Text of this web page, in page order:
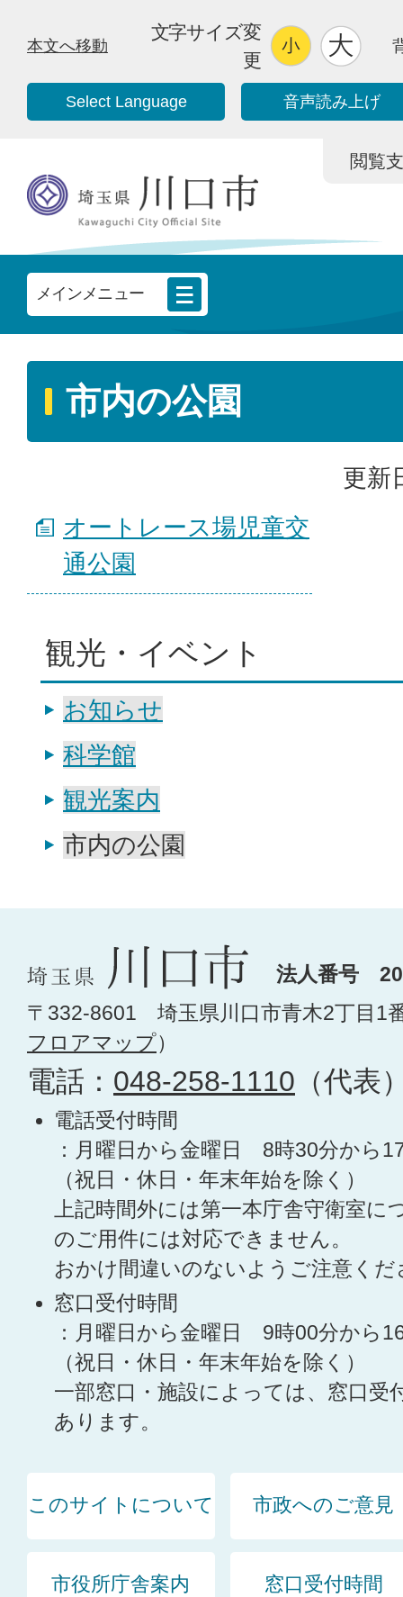
本文へ移動
文字サイズ変
更
Select Language 音声読み上げ
閲覧
メインメニュー
市内の公園
更新
オートレース場児童交
通公園
観光・イベント
お知らせ
科学館
観光案内
市内の公園
法人番号
〒332-8601 埼玉県川口市青木2丁目1
フロアマップ）
電話： 048-258-1110 （代表
電話受付時間
：月曜日から金曜日 8時30分から
（祝日・休日・年末年始を除く）
上記時間外には第一本庁舎守衛室に
のご用件には対応できません。
おかけ間違いのないようご注意くだ
窓口受付時間
：月曜日から金曜日 9時00分から
（祝日・休日・年末年始を除く）
一部窓口・施設によっては、窓口受
あります。
このサイトについて 市政へのご意見
市役所庁舎案内 窓口受付時間